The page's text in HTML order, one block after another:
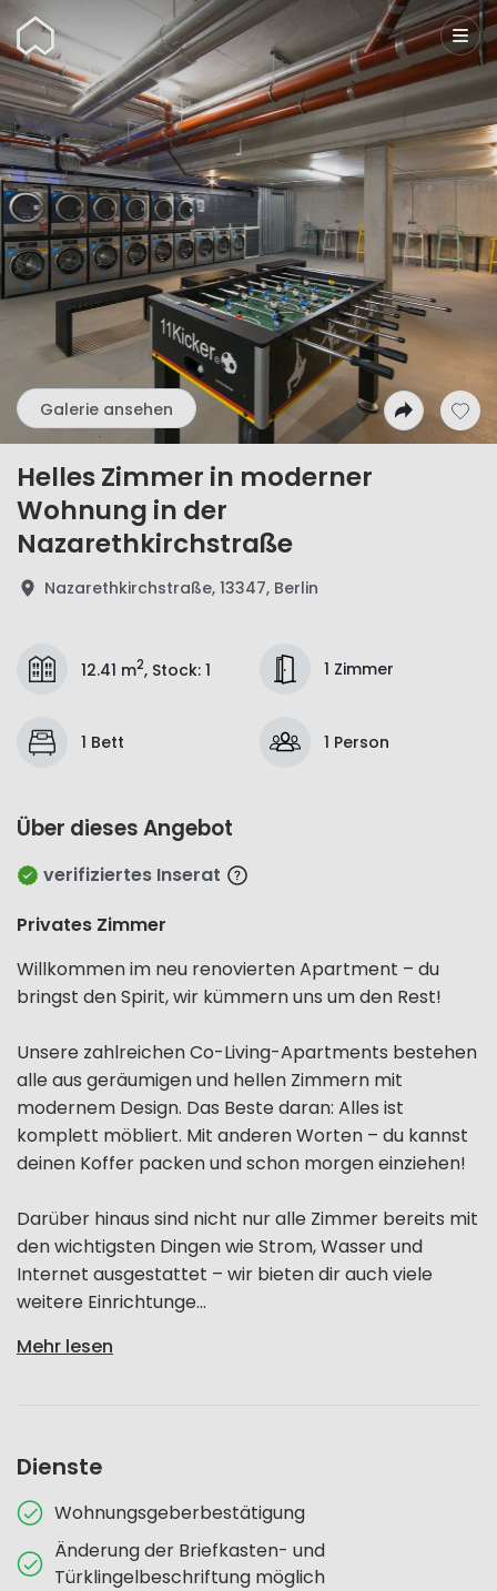
Wunderflats
Galerie ansehen
Helles Zimmer in moderner
Wohnung in der
Nazarethkirchstraße
Nazarethkirchstraße, 13347, Berlin
12.41 m2, Stock: 1 1 Zimmer
1 Bett 1 Person
Über dieses Angebot
verifiziertes Inserat
Privates Zimmer
Willkommen im neu renovierten Apartment – du
bringst den Spirit, wir kümmern uns um den Rest!
Unsere zahlreichen Co-Living-Apartments bestehen
alle aus geräumigen und hellen Zimmern mit
modernem Design. Das Beste daran: Alles ist
komplett möbliert. Mit anderen Worten – du kannst
deinen Koffer packen und schon morgen einziehen!
Darüber hinaus sind nicht nur alle Zimmer bereits mit
den wichtigsten Dingen wie Strom, Wasser und
Internet ausgestattet – wir bieten dir auch viele
weitere Einrichtunge...
Mehr lesen
Dienste
Wohnungsgeberbestätigung
Änderung der Briefkasten- und
Türklingelbeschriftung möglich